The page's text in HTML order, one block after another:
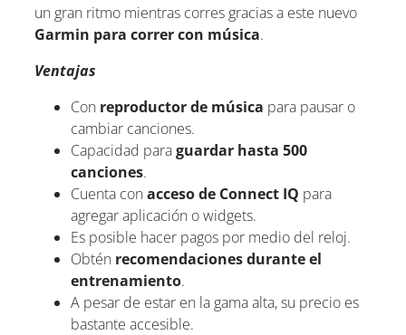
un gran ritmo mientras corres gracias a este nuevo
Garmin para correr con música.
Ventajas
Con reproductor de música para pausar o
cambiar canciones.
Capacidad paraguardar hasta 500
canciones.
Cuenta conacceso de Connect IQ para
agregar aplicación o widgets.
Es posible hacer pagos por medio del reloj.
Obtén recomendaciones durante el
entrenamiento.
A pesar de estar en la gama alta, su precio es
bastante accesible.